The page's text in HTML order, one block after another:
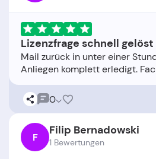
Lizenzfrage schnell gelöst
Mail zurück in unter einer
0
F Filip Bernadowski
1 Bewertungen